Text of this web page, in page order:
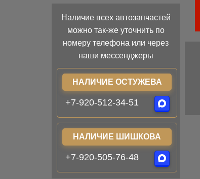
Наличие всех автозапчастей
можно так-же уточнить по
номеру телефона или через
наши мессенджеры
НАЛИЧИЕ ОСТУЖЕВА
+7-920-512-34-51
НАЛИЧИЕ ШИШКОВА
+7-920-505-76-48